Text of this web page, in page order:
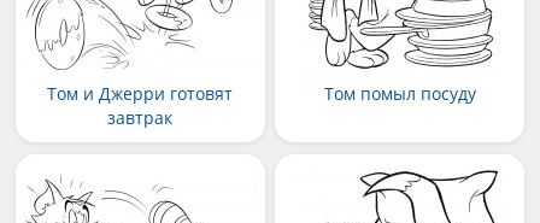
Том и Джерри готовят
завтрак
Том помыл посуду